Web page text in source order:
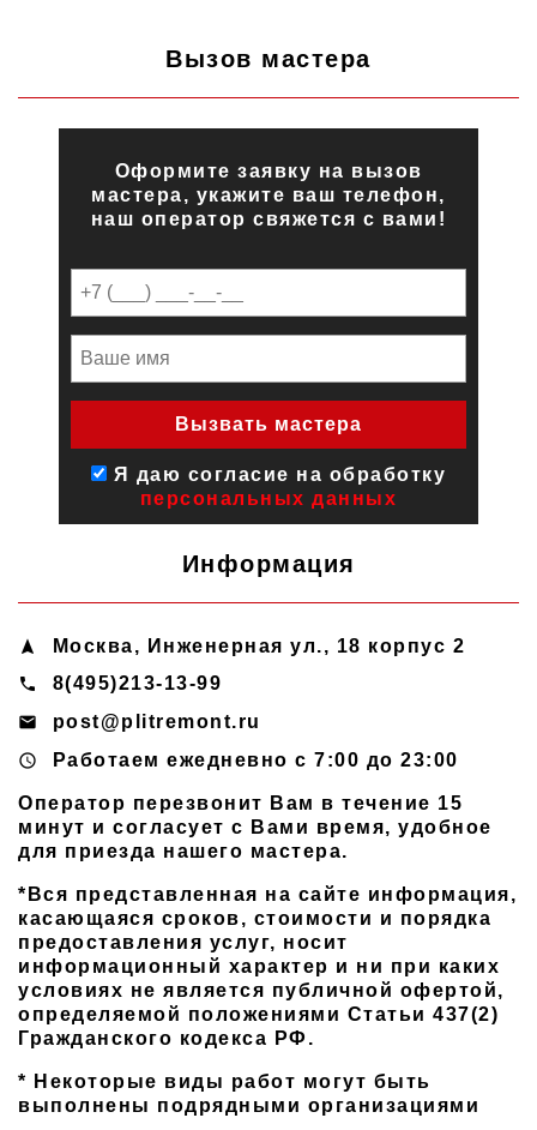
Вызов мастера
Оформите заявку на вызов
мастера, укажите ваш телефон,
наш оператор свяжется с вами!
Я даю согласие на обработку
персональных данных
Информация
navigation Москва, Инженерная ул., 18 корпус 2
phone 8(495)213-13-99
email post@plitremont.ru
access_time Работаем ежедневно c 7:00 до 23:00
Оператор перезвонит Вам в течение 15
минут и согласует с Вами время, удобное
для приезда нашего мастера.
*Вся представленная на сайте информация,
касающаяся сроков, стоимости и порядка
предоставления услуг, носит
информационный характер и ни при каких
условиях не является публичной офертой,
определяемой положениями Статьи 437(2)
Гражданского кодекса РФ.
* Некоторые виды работ могут быть
выполнены подрядными организациями